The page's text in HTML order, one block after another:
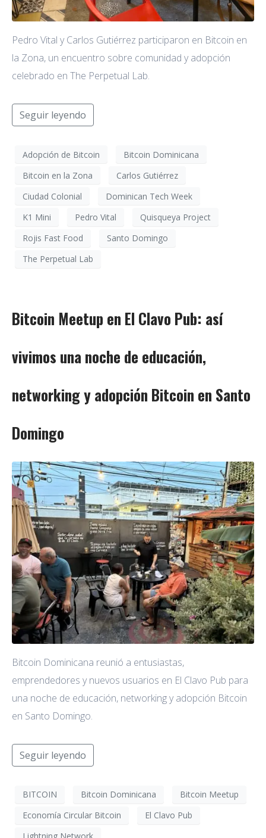
Pedro Vital y Carlos Gutiérrez participaron en Bitcoin en
la Zona, un encuentro sobre comunidad y adopción
celebrado en The Perpetual Lab.
Seguir leyendo
Adopción de Bitcoin
Bitcoin Dominicana
Bitcoin en la Zona
Carlos Gutiérrez
Ciudad Colonial
Dominican Tech Week
K1 Mini
Pedro Vital
Quisqueya Project
Rojis Fast Food
Santo Domingo
The Perpetual Lab
Bitcoin Meetup en El Clavo Pub: así
vivimos una noche de educación,
networking y adopción Bitcoin en Santo
Domingo
Bitcoin Dominicana reunió a entusiastas,
emprendedores y nuevos usuarios en El Clavo Pub para
una noche de educación, networking y adopción Bitcoin
en Santo Domingo.
Seguir leyendo
BITCOIN Bitcoin Dominicana
Bitcoin Meetup
Economía Circular Bitcoin
El Clavo Pub